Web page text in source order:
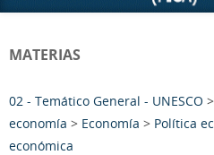
MATERIAS
02 - Temático General - UNESCO >
economía > Economía > Política
económica